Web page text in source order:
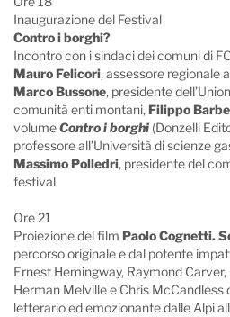
Inaugurazione del Festival
Contro i borghi?
Incontro con i sindaci dei comuni di
Mauro Felicori, assessore regionale
Marco Bussone, presidente
comunità enti montani, Filippo
volumeContro i borghi (Donzelli
professore all’Università di scienze
Massimo Polledri, presidente del
festival
Ore 21
Proiezione del film Paolo Cognetti.
percorso originale e dal potente
Ernest Hemingway, Raymond Carver,
Herman Melville e Chris McCandless
letterario ed emozionante dalle Alpi